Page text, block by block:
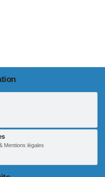
Mentions légales